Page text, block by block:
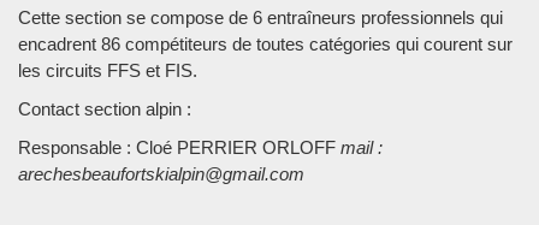
Cette section se compose de 6 entraîneurs professionnels qui
encadrent 86 compétiteurs de toutes catégories qui courent sur
les circuits FFS et FIS.
Contact section alpin :
Responsable : Cloé PERRIER ORLOFF mail :
arechesbeaufortskialpin@gmail.com